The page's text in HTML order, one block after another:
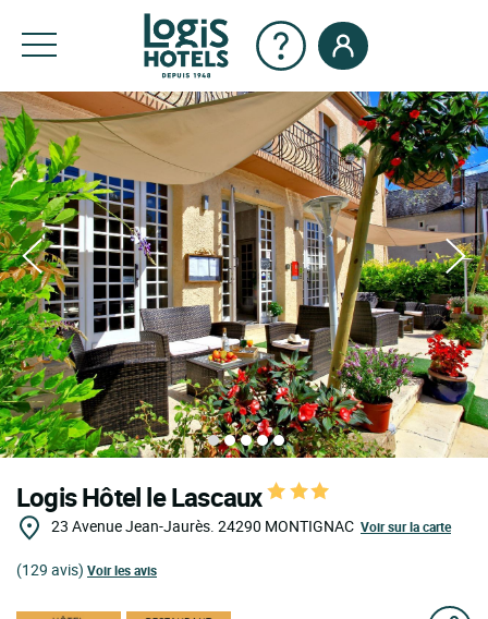
Logis Hôtel le Lascaux
23 Avenue Jean-Jaurès. 24290 MONTIGNAC Voir sur la carte
(129 avis) Voir les avis